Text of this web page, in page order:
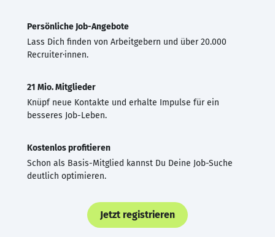
Persönliche Job-Angebote
Lass Dich finden von Arbeitgebern und über 20.000
Recruiter·innen.
21 Mio. Mitglieder
Knüpf neue Kontakte und erhalte Impulse für ein
besseres Job-Leben.
Kostenlos profitieren
Schon als Basis-Mitglied kannst Du Deine Job-Suche
deutlich optimieren.
Jetzt registrieren